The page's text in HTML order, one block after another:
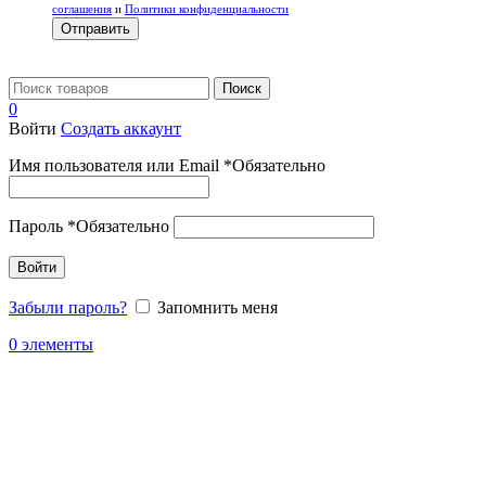
соглашения и Политики конфиденциальности
Отправить
Поиск
0
Войти Создать аккаунт
Имя пользователя или Email *Обязательно
Пароль *Обязательно
Войти
Забыли пароль?
Запомнить меня
0 элементы